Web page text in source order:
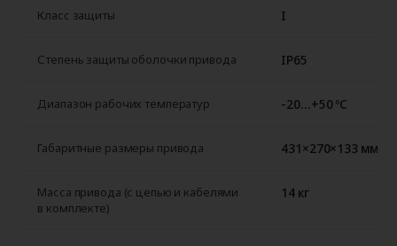
Класс защиты I
Степень защиты оболочки привода IP65
Диапазон рабочих температур -20…+50 ºС
Габаритные размеры привода 431×270×133 мм
Масса привода (с цепью и кабелями
в комплекте)
14 кг